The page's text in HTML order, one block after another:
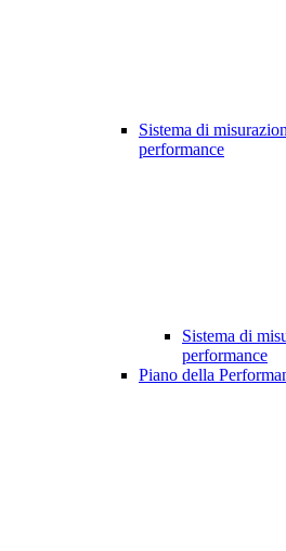
Sistema di
performance
Sistema di
performance
Piano della